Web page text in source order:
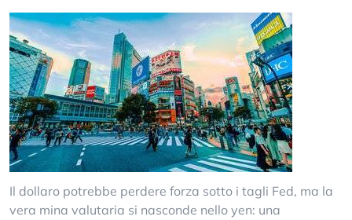
Il dollaro potrebbe perdere forza sotto i tagli Fed, ma la
vera mina valutaria si nasconde nello yen: una